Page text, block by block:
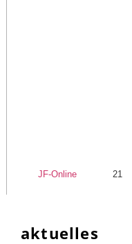
JF-Online 21
aktuelles